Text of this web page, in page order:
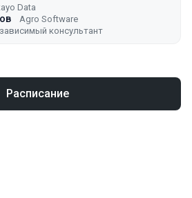
Data
Agro Software
консультант
Расписание